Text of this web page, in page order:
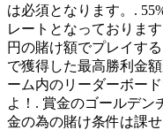
は必須となります。.
レートとなっておりま
円の賭け額でプレイす
で獲得した最高勝利金
ーム内のリーダーボー
よ！. 賞金のゴールデン
金の為の賭け条件は課